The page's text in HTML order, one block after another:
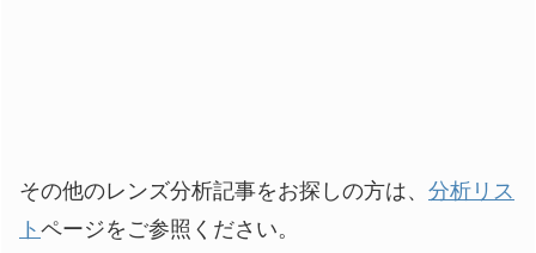
その他のレンズ分析記事をお探しの方は、 分析リス
トページをご参照ください。